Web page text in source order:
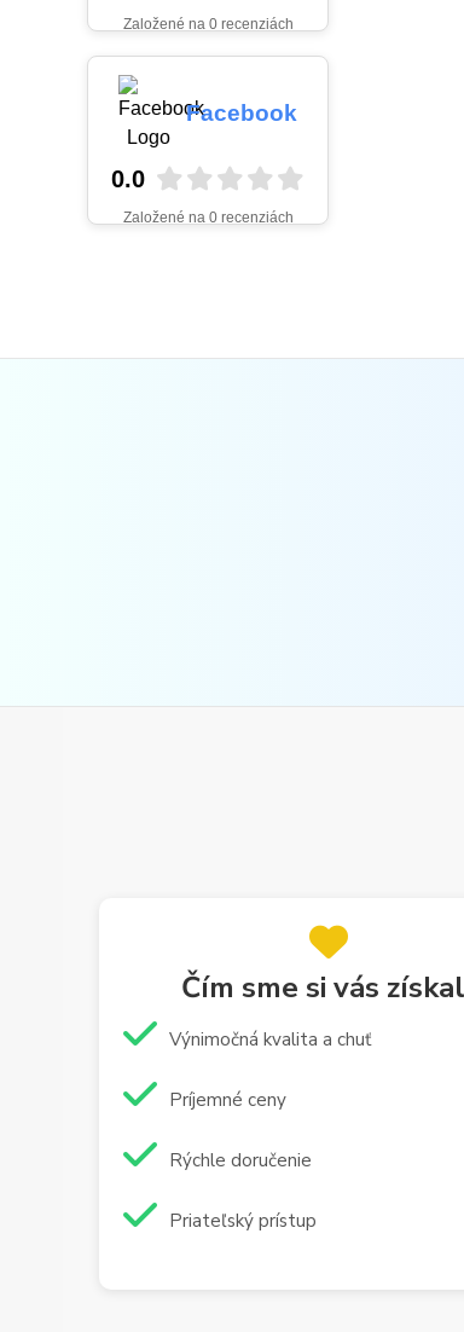
Založené na 0 recenziách
Facebook
0.0
Založené na 0 recenziách
Čím sme si vás
Výnimočná kvalita a chuť
Príjemné ceny
Rýchle doručenie
Priateľský prístup